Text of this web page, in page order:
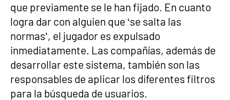
que previamente se le han fijado. En cuanto
logra dar con alguien que ‘se salta las
normas’, el jugador es expulsado
inmediatamente. Las compañías, además de
desarrollar este sistema, también son las
responsables de aplicar los diferentes filtros
para la búsqueda de usuarios.